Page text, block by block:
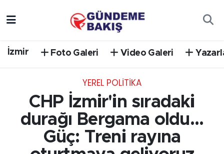
İzmir Foto Galeri Video Galeri
YEREL POLİTİKA
CHP İzmir'in sıradaki
durağı Bergama oldu...
Güç: Treni rayına
EGE
EĞİTİM
Trafik Durumu
Süper Lig Puan Durumu ve Fikstür
Tüm Manşetler